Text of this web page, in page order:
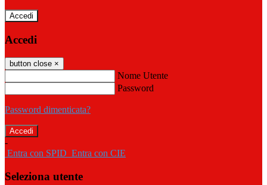
Accedi
Accedi
button close ×
Nome Utente
Password
Password dimenticata?
-
Entra con SPID Entra con CIE
Seleziona utente